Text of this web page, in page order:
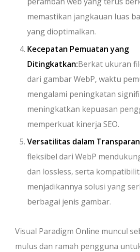
memastikan jangkauan luas
yang dioptimalkan.
Kecepatan Pemuatan yang
Ditingkatkan:Berkat ukuran
dari gambar WebP, waktu
mengalami peningkatan
meningkatkan kepuasan
memperkuat kinerja SEO.
Versatilitas dalam
fleksibel dari WebP
dan lossless, serta
menjadikannya solusi yang
berbagai jenis gambar.
Visual Paradigm Online muncul
mulus dan ramah pengguna